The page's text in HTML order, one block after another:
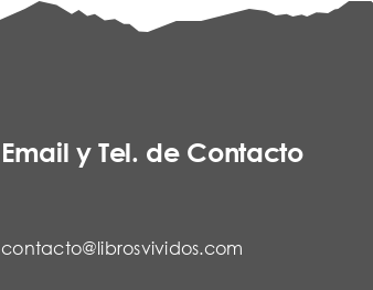
Email y Tel. de Contacto
contacto@librosvividos.com